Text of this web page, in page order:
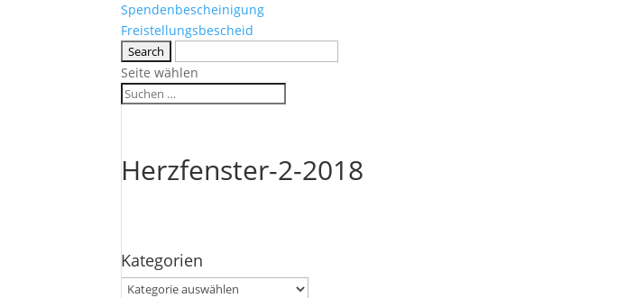
Spendenbescheinigung
Freistellungsbescheid
Seite wählen
Herzfenster-2-2018
Kategorien
Kategorien